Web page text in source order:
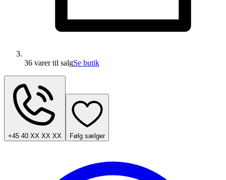
36 varertil salgSe butik
+45 40 XX XX XX Følg sælger